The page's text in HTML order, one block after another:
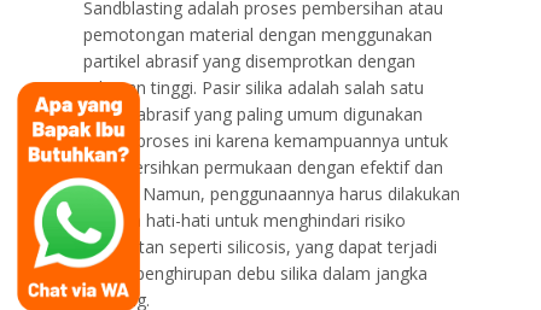
Sandblasting adalah proses pembersihan atau
pemotongan material dengan menggunakan
partikel abrasif yang disemprotkan dengan
tekanan tinggi. Pasir silika adalah salah satu
bahan abrasif yang paling umum digunakan
dalam proses ini karena kemampuannya untuk
membersihkan permukaan dengan efektif dan
efisien. Namun, penggunaannya harus dilakukan
dengan hati-hati untuk menghindari risiko
kesehatan seperti silicosis, yang dapat terjadi
akibat penghirupan debu silika dalam jangka
panjang.